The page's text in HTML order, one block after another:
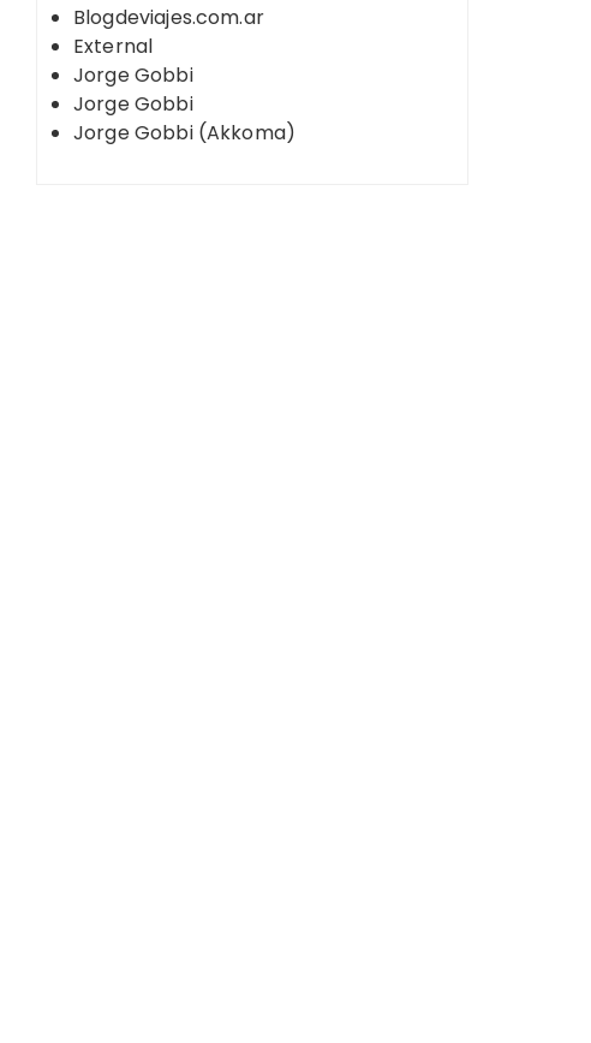
Blogdeviajes.com.ar
External
Jorge Gobbi
Jorge Gobbi
Jorge Gobbi (Akkoma)